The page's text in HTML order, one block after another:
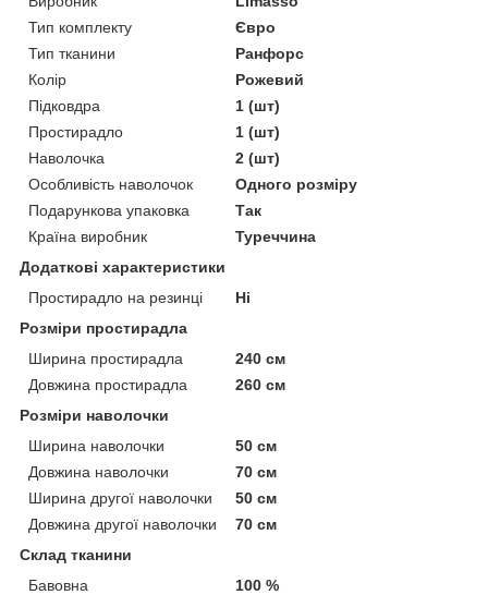
Тип комплекту
Євро
Тип тканини
Ранфорс
Колір
Рожевий
Підковдра
1 (шт)
Простирадло
1 (шт)
Наволочка
2 (шт)
Особливість наволочок
Одного розміру
Подарункова упаковка
Так
Країна виробник
Туреччина
Додаткові характеристики
Простирадло на резинці
Ні
Розміри простирадла
Ширина простирадла
240 см
Довжина простирадла
260 см
Розміри наволочки
Ширина наволочки
50 см
Довжина наволочки
70 см
Ширина другої наволочки
50 см
Довжина другої наволочки
70 см
Склад тканини
Бавовна
100 %